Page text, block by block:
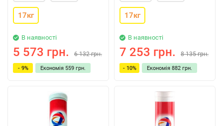
17кг
В наявності
5 573 грн. 6 132 грн.
- 9% Економія 559 грн.
17кг
В наявності
7 253 грн. 8 135 грн.
- 10% Економія 882 грн.